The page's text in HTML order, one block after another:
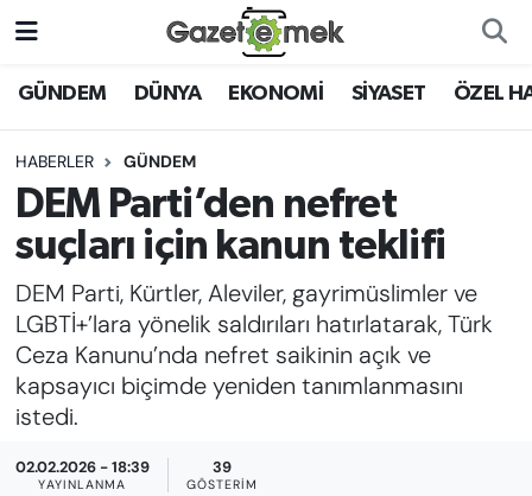
GÜNDEM DÜNYA EKONOMİ SİYASET ÖZEL
HABERLER GÜNDEM
DEM Parti’den nefret
suçları için kanun teklifi
DEM Parti, Kürtler, Aleviler, gayrimüslimler ve
LGBTİ+’lara yönelik saldırıları hatırlatarak, Türk
Ceza Kanunu’nda nefret saikinin açık ve
kapsayıcı biçimde yeniden tanımlanmasını
istedi.
02.02.2026 - 18:39
YAYINLANMA
39
GÖSTERIM
DÜNYA
EKONOMİ
EMEK HABERLERİ
YENİ MEDYADA EMEK
GAZETECİLİĞİNİ GELİŞTİRMEK
FAYDALI BİLGİLER
GÜNDEM
EĞİTİM
Nöbetçi Eczaneler
Hava Durumu
İstanbul Namaz Vakitleri
Trafik Durumu
Süper Lig Puan Durumu ve Fikstür
Tüm Manşetler
Son Dakika Haberleri